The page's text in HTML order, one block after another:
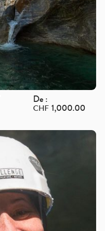
De :
CHF 1,000.00